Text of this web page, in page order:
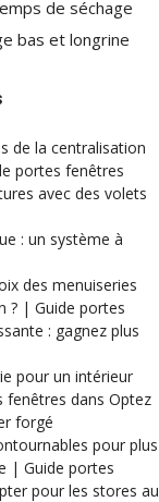
de séchage
bas et longrine
de la centralisation
portes fenêtres
avec des volets
: un système à
des menuiseries
? | Guide portes
: gagnez plus
pour un intérieur
fenêtres dans Optez
forgé
pour plus
| Guide portes
pour les stores au